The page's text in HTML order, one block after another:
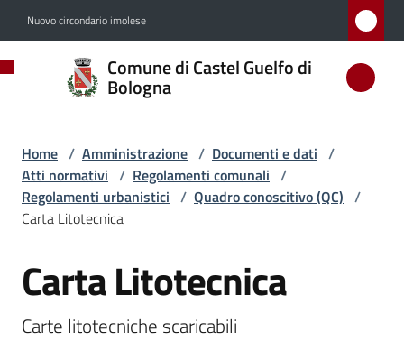
Nuovo circondario imolese
Comune di Castel Guelfo di
Bologna
Comune
di
Guelfo
di
Bologna
Amministrazione
Menu selezionato
Home / Amministrazione / Documenti e dati /
Atti normativi / Regolamenti comunali /
Regolamenti urbanistici / Quadro conoscitivo (QC) /
Carta Litotecnica
Salta al contenuto
Carta Litotecnica
Carte litotecniche scaricabili